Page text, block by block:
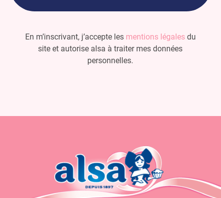
En m’inscrivant, j’accepte les mentions légalesdu
site et autorise alsa à traiter mes données
personnelles.